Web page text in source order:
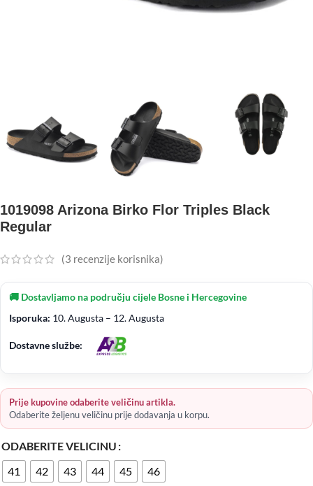
1019098 Arizona Birko Flor Triples Black
Regular
(3 recenzije korisnika)
🚚 Dostavljamo na području cijele Bosne i Hercegovine
Isporuka: 10. Augusta – 12. Augusta
Dostavne službe:
Prije kupovine odaberite veličinu artikla.
Odaberite željenu veličinu prije dodavanja u korpu.
ODABERITE VELICINU
41
42 43 44 45 46